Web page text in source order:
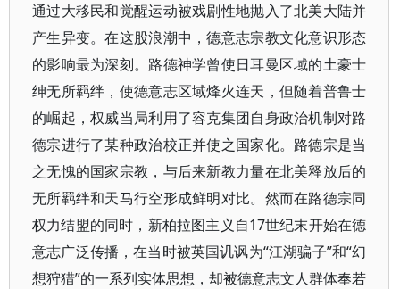
通过大移民和觉醒运动被戏剧性地抛入了北美大陆并
产生异变。在这股浪潮中，德意志宗教文化意识形态
的影响最为深刻。路德神学曾使日耳曼区域的土豪士
绅无所羁绊，使德意志区域烽火连天，但随着普鲁士
的崛起，权威当局利用了容克集团自身政治机制对路
德宗进行了某种政治校正并使之国家化。路德宗是当
之无愧的国家宗教，与后来新教力量在北美释放后的
无所羁绊和天马行空形成鲜明对比。然而在路德宗同
权力结盟的同时，新柏拉图主义自17世纪末开始在德
意志广泛传播，在当时被英国讥讽为“江湖骗子”和“幻
想狩猎”的一系列实体思想，却被德意志文人群体奉若